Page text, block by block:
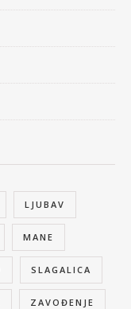
LJUBAV
MANE
SLAGALICA
ZAVOĐENJE